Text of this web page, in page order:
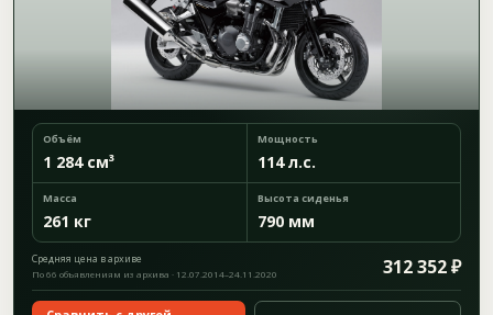
Объём
1 284 см³
Мощность
114 л.с.
Масса
261 кг
Высота сиденья
790 мм
Средняя цена в архиве 312 352 ₽
По 66 объявлениям из архива · 12.07.2014–24.11.2020